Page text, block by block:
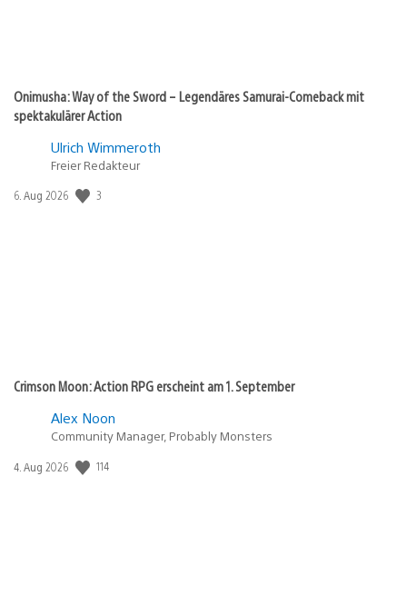
Onimusha: Way of the Sword – Legendäres Samurai-Comeback mit
spektakulärer Action
Ulrich Wimmeroth
Freier Redakteur
Veröffentlichungsdatum:
6. Aug 2026 3
Crimson Moon: Action RPG erscheint am 1. September
Alex Noon
Community Manager, Probably Monsters
Veröffentlichungsdatum:
4. Aug 2026 114